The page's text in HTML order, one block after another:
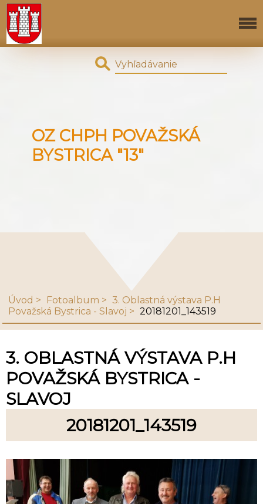
OZ CHPH POVAŽSKÁ
BYSTRICA "13"
Úvod Fotoalbum
3. Oblastná výstava P.H
Považská Bystrica - Slavoj
20181201_143519
3. OBLASTNÁ VÝSTAVA P.H
POVAŽSKÁ BYSTRICA -
SLAVOJ
20181201_143519